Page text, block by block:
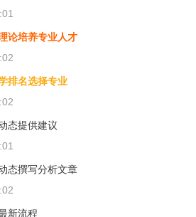
论培养专业人才
排名选择专业
态提供建议
态撰写分析文章
新流程